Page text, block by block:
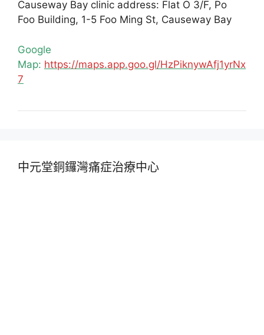
Causeway Bay clinic address: Flat O 3/F, Po
Foo Building, 1-5 Foo Ming St, Causeway Bay
Google
Map: https://maps.app.goo.gl/HzPiknywAfj1yrNx
7
中元堂銅鑼灣痛症治療中心